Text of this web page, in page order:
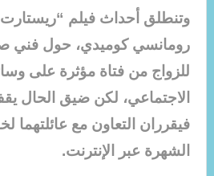
وتنطلق أحداث فيلم
رومانسي كوميدي، حول فني
للزواج من فتاة مؤثرة على
الاجتماعي، لكن ضيق الحال
فيقرران التعاون مع عائلتهما
الشهرة عبر الإنترنت.